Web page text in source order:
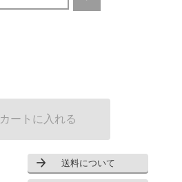
カートに入れる
送料について